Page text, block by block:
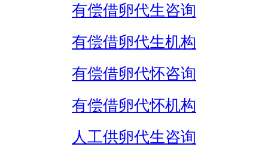
有偿借卵代生咨询
有偿借卵代生机构
有偿借卵代怀咨询
有偿借卵代怀机构
人工供卵代生咨询